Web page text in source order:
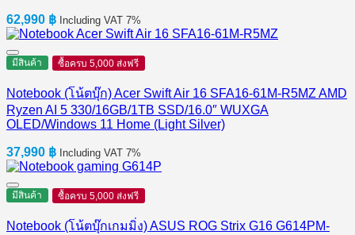
62,990 ฿ Including VAT 7%
มีสินค้า ซื้อครบ 5,000 ส่งฟรี
Notebook (โน้ตบุ๊ก) Acer Swift Air 16 SFA16-61M-R5MZ AMD
Ryzen AI 5 330/16GB/1TB SSD/16.0″ WUXGA
OLED/Windows 11 Home (Light Silver)
37,990 ฿ Including VAT 7%
มีสินค้า ซื้อครบ 5,000 ส่งฟรี
Notebook (โน้ตบุ๊กเกมมิ่ง) ASUS ROG Strix G16 G614PM-